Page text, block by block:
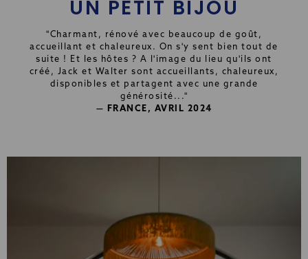
UN PETIT BIJOU
"Charmant, rénové avec beaucoup de goût,
accueillant et chaleureux. On s'y sent bien tout de
suite ! Et les hôtes ? A l'image du lieu qu'ils ont
créé, Jack et Walter sont accueillants, chaleureux,
disponibles et partagent avec une grande
générosité..."
— FRANCE, AVRIL 2024